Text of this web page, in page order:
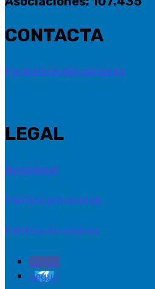
CONTACTA
Formulario de contacto
LEGAL
Aviso legal
Política privacidad
Política de cookies
Seguir
Seguir